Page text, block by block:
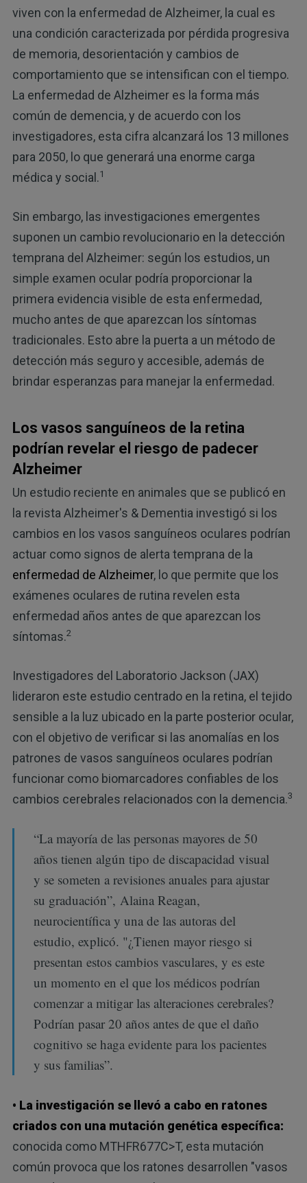
viven con la enfermedad de Alzheimer, la cual es
una condición caracterizada por pérdida progresiva
de memoria, desorientación y cambios de
comportamiento que se intensifican con el tiempo.
La enfermedad de Alzheimer es la forma más
común de demencia, y de acuerdo con los
investigadores, esta cifra alcanzará los 13 millones
para 2050, lo que generará una enorme carga
médica y social.1
Sin embargo, las investigaciones emergentes
suponen un cambio revolucionario en la detección
temprana del Alzheimer: según los estudios, un
simple examen ocular podría proporcionar la
primera evidencia visible de esta enfermedad,
mucho antes de que aparezcan los síntomas
tradicionales. Esto abre la puerta a un método de
detección más seguro y accesible, además de
brindar esperanzas para manejar la enfermedad.
Los vasos sanguíneos de la retina
podrían revelar el riesgo de padecer
Alzheimer
Un estudio reciente en animales que se publicó en
la revista Alzheimer's & Dementia investigó si los
cambios en los vasos sanguíneos oculares podrían
actuar como signos de alerta temprana de la
enfermedad de Alzheimer, lo que permite que los
exámenes oculares de rutina revelen esta
enfermedad años antes de que aparezcan los
síntomas.2
Investigadores del Laboratorio Jackson (JAX)
lideraron este estudio centrado en la retina, el tejido
sensible a la luz ubicado en la parte posterior ocular,
con el objetivo de verificar si las anomalías en los
patrones de vasos sanguíneos oculares podrían
funcionar como biomarcadores confiables de los
cambios cerebrales relacionados con la demencia.3
“La mayoría de las personas mayores de 50
años tienen algún tipo de discapacidad visual
y se someten a revisiones anuales para ajustar
su graduación”, Alaina Reagan,
neurocientífica y una de las autoras del
estudio, explicó. "¿Tienen mayor riesgo si
presentan estos cambios vasculares, y es este
un momento en el que los médicos podrían
comenzar a mitigar las alteraciones cerebrales?
Podrían pasar 20 años antes de que el daño
cognitivo se haga evidente para los pacientes
y sus familias”.
• La investigación se llevó a cabo en ratones
criados con una mutación genética específica:
conocida como MTHFR677C>T, esta mutación
común provoca que los ratones desarrollen "vasos